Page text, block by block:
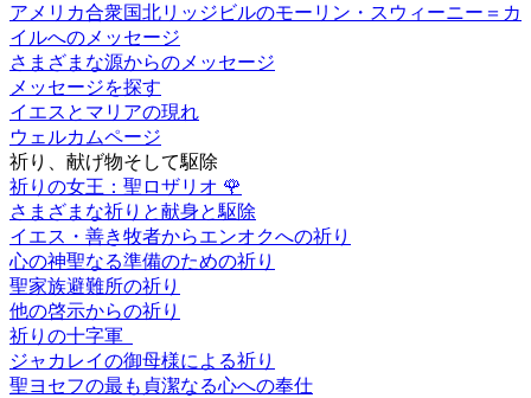
アメリカ合衆国北リッジビルのモーリン・スウィーニー＝カ
イルへのメッセージ
さまざまな源からのメッセージ
メッセージを探す
イエスとマリアの現れ
ウェルカムページ
祈り、献げ物そして駆除
祈りの女王：聖ロザリオ 🌹
さまざまな祈りと献身と駆除
イエス・善き牧者からエンオクへの祈り
心の神聖なる準備のための祈り
聖家族避難所の祈り
他の啓示からの祈り
祈りの十字軍
ジャカレイの御母様による祈り
聖ヨセフの最も貞潔なる心への奉仕